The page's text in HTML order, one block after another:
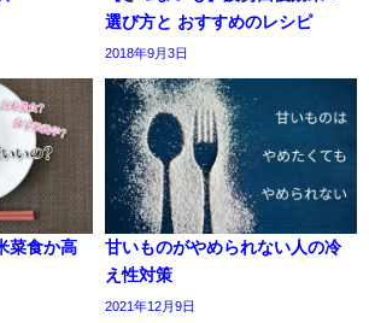
選び方と おすすめのレシピ
2018年9月3日
菜食か高
甘いものがやめられない人の冷
え性対策
2021年12月9日